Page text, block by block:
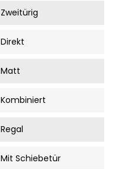
Zweitürig
Direkt
Matt
Kombiniert
Regal
Mit Schiebetür